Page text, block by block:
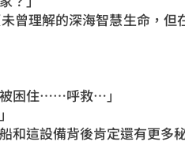
曾理解的深海智慧生命，但
困住……呼救…」
和這設備背後肯定還有更多